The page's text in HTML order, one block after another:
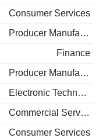
Consumer Services
Producer Manufacturing
Finance
Producer Manufacturing
Electronic Technology
Commercial Services
Consumer Services